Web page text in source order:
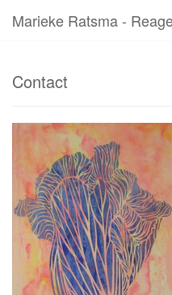
Marieke Ratsma -
Contact